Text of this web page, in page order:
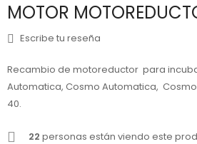
MOTOR
Escribe tu reseña
Recambio de motoreductor para
Automatica, Cosmo Automatica, Cosmo
40.
22 personas están viendo este